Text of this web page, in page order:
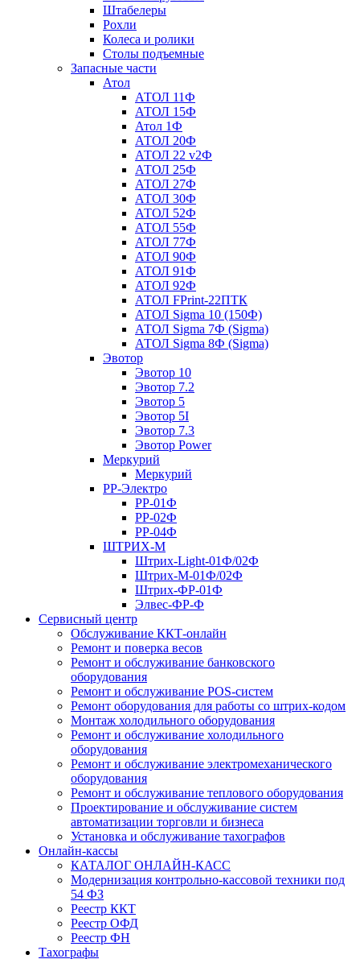
Штабелеры
Рохли
Колеса и ролики
Столы подъемные
Запасные части
Атол
АТОЛ 11Ф
АТОЛ 15Ф
Атол 1Ф
АТОЛ 20Ф
АТОЛ 22 v2Ф
АТОЛ 25Ф
АТОЛ 27Ф
АТОЛ 30Ф
АТОЛ 52Ф
АТОЛ 55Ф
АТОЛ 77Ф
АТОЛ 90Ф
АТОЛ 91Ф
АТОЛ 92Ф
АТОЛ FPrint-22ПТК
АТОЛ Sigma 10 (150Ф)
АТОЛ Sigma 7Ф (Sigma)
АТОЛ Sigma 8Ф (Sigma)
Эвотор
Эвотор 10
Эвотор 7.2
Эвотор 5
Эвотор 5I
Эвотор 7.3
Эвотор Power
Меркурий
Меркурий
РР-Электро
РР-01Ф
РР-02Ф
РР-04Ф
ШТРИХ-М
Штрих-Light-01Ф/02Ф
Штрих-М-01Ф/02Ф
Штрих-ФР-01Ф
Элвес-ФР-Ф
Сервисный центр
Обслуживание ККТ-онлайн
Ремонт и поверка весов
Ремонт и обслуживание банковского
оборудования
Ремонт и обслуживание POS-систем
Ремонт оборудования для работы со штрих-кодом
Монтаж холодильного оборудования
Ремонт и обслуживание холодильного
оборудования
Ремонт и обслуживание электромеханического
оборудования
Ремонт и обслуживание теплового оборудования
Проектирование и обслуживание систем
автоматизации торговли и бизнеса
Установка и обслуживание тахографов
Онлайн-кассы
КАТАЛОГ ОНЛАЙН-КАСС
Модернизация контрольно-кассовой техники под
54 ФЗ
Реестр ККТ
Реестр ОФД
Реестр ФН
Тахографы